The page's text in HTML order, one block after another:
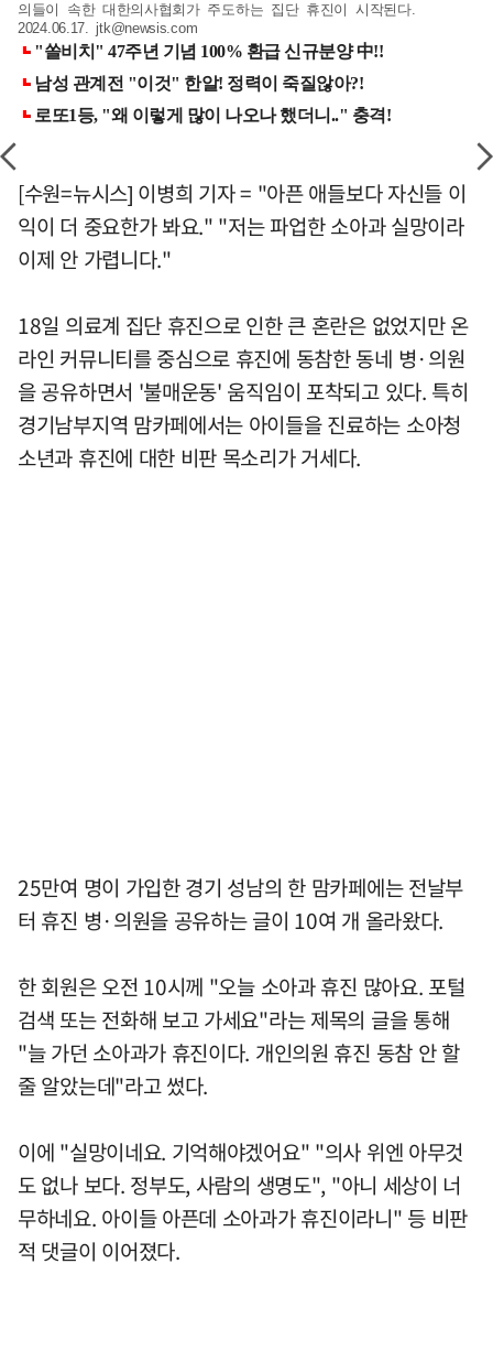
의들이 속한 대한의사협회가 주도하는 집단 휴진이 시작된다.
2024.06.17. jtk@newsis.com
[수원=뉴시스] 이병희 기자 = "아픈 애들보다 자신들 이
익이 더 중요한가 봐요." "저는 파업한 소아과 실망이라
이제 안 가렵니다."
18일 의료계 집단 휴진으로 인한 큰 혼란은 없었지만 온
라인 커뮤니티를 중심으로 휴진에 동참한 동네 병·의원
을 공유하면서 '불매운동' 움직임이 포착되고 있다. 특히
경기남부지역 맘카페에서는 아이들을 진료하는 소아청
소년과 휴진에 대한 비판 목소리가 거세다.
25만여 명이 가입한 경기 성남의 한 맘카페에는 전날부
터 휴진 병·의원을 공유하는 글이 10여 개 올라왔다.
한 회원은 오전 10시께 "오늘 소아과 휴진 많아요. 포털
검색 또는 전화해 보고 가세요"라는 제목의 글을 통해
"늘 가던 소아과가 휴진이다. 개인의원 휴진 동참 안 할
줄 알았는데"라고 썼다.
이에 "실망이네요. 기억해야겠어요" "의사 위엔 아무것
도 없나 보다. 정부도, 사람의 생명도", "아니 세상이 너
무하네요. 아이들 아픈데 소아과가 휴진이라니" 등 비판
적 댓글이 이어졌다.